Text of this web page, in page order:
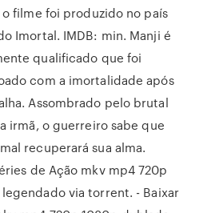
o filme foi produzido no país
Imortal. IMDB: min. Manji é
qualificado que foi
com a imortalidade após
Assombrado pelo brutal
irmã, o guerreiro sabe que
recuperará sua alma.
de Ação mkv mp4 720p
via torrent. - Baixar